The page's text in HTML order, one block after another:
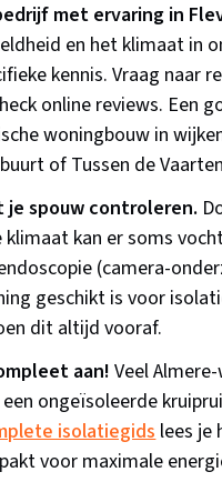
met ervaring in
en het klimaat in
kennis. Vraag naar
online reviews. Een
woningbouw in
of Tussen de
je spouw controleren.
klimaat kan er soms
(camera-
geschikt is voor
dit altijd vooraf.
aan! Veel
ongeïsoleerde
isolatiegidslees je
voor maximale